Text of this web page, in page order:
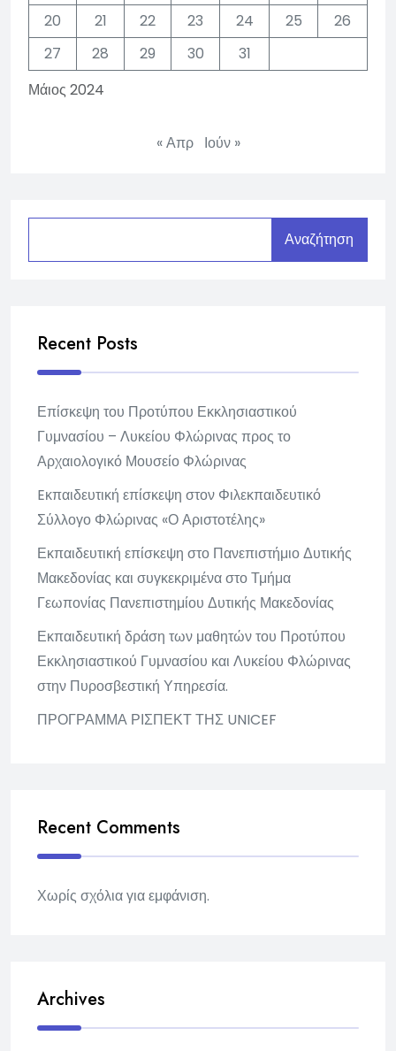
Μάιος 2024
20
21 22 23 24 25
26
27
28 29 30 31
« Απρ Ιούν »
Αναζήτηση
Recent Posts
Επίσκεψη του Προτύπου Εκκλησιαστικού
Γυμνασίου – Λυκείου Φλώρινας προς το
Αρχαιολογικό Μουσείο Φλώρινας
Eκπαιδευτική επίσκεψη στον Φιλεκπαιδευτικό
Σύλλογο Φλώρινας «Ο Αριστοτέλης»
Εκπαιδευτική επίσκεψη στο Πανεπιστήμιο Δυτικής
Μακεδονίας και συγκεκριμένα στο Τμήμα
Γεωπονίας Πανεπιστημίου Δυτικής Μακεδονίας
Εκπαιδευτική δράση των μαθητών του Προτύπου
Εκκλησιαστικού Γυμνασίου και Λυκείου Φλώρινας
στην Πυροσβεστική Υπηρεσία.
ΠΡΟΓΡΑΜΜΑ ΡΙΣΠΕΚΤ ΤΗΣ UNICEF
Recent Comments
Χωρίς σχόλια για εμφάνιση.
Archives